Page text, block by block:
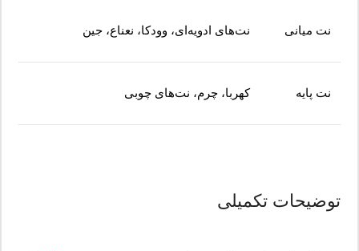
نت میانی نت‌های ادویه‌ای، وودکا، نعناع، جین
نت پایه کهربا، چرم، نت‌های چوبی
توضیحات تکمیلی